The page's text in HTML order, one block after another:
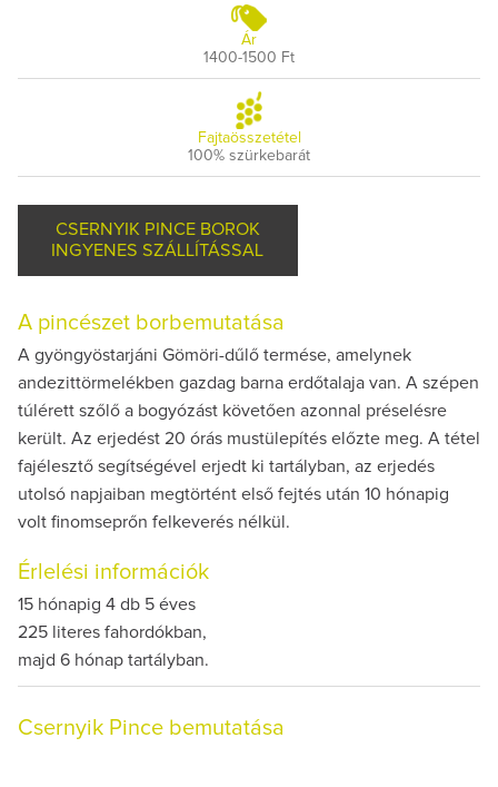
Ár
1400-1500 Ft
Fajtaösszetétel
100% szürkebarát
CSERNYIK PINCE BOROK
INGYENES SZÁLLÍTÁSSAL
A pincészet borbemutatása
A gyöngyöstarjáni Gömöri-dűlő termése, amelynek
andezittörmelékben gazdag barna erdőtalaja van. A szépen
túlérett szőlő a bogyózást követően azonnal préselésre
került. Az erjedést 20 órás mustülepítés előzte meg. A tétel
fajélesztő segítségével erjedt ki tartályban, az erjedés
utolsó napjaiban megtörtént első fejtés után 10 hónapig
volt finomseprőn felkeverés nélkül.
Érlelési információk
15 hónapig 4 db 5 éves
225 literes fahordókban,
majd 6 hónap tartályban.
Csernyik Pince bemutatása